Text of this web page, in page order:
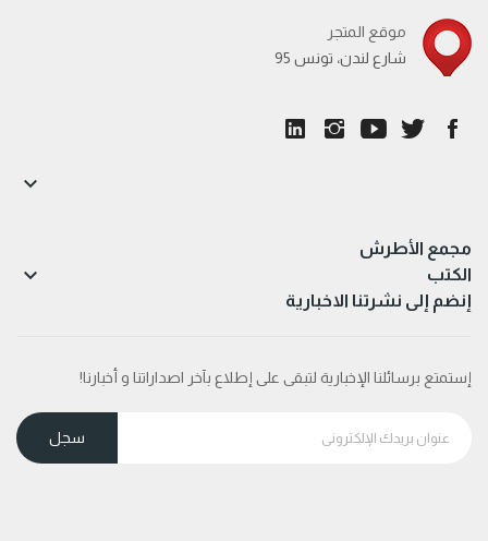
موقع المتجر
95 شارع لندن، تونس
مجمع الأطرش

الكتب 
إنضم إلى نشرتنا الاخبارية
إستمتع برسائلنا الإخبارية لتبقى على إطلاع بآخر اصداراتنا و أخبارنا!